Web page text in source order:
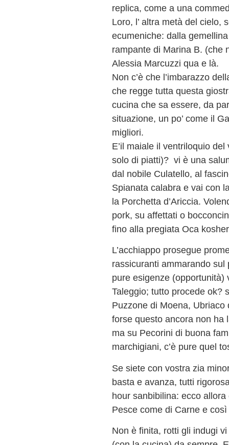
replica, come a una
Loro, l’ altra metà del cielo,
ecumeniche: dalla
rampante di Marina B. (che
Alessia Marcuzzi qua e là.
Non c’è che l’imbarazzo
che regge tutta questa
cucina che sa essere, da
situazione, un po’ come il
migliori.
E’il maiale il ventriloquio
solo di piatti)? vi è una
dal nobile Culatello, al
Spianata calabra e vai con
la Porchetta d’Ariccia.
pork, su affettati o
fino alla pregiata Oca
L’acchiappo prosegue
rassicuranti ammarando
pure esigenze
Taleggio; tutto procede ok?
Puzzone di Moena,
forse questo ancora non
ma su Pecorini di buona
marchigiani, c’è pure quel
Se siete con vostra zia
basta e avanza, tutti
hour sanbibilina: ecco
Pesce come di Carne e
Non è finita, rotti gli indugi